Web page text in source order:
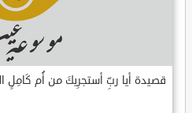
قصيدة أيا ربِّ أستجرِيكَ من أُم كَامِلٍ